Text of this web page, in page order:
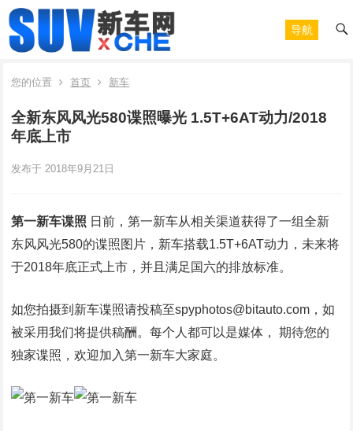
导航
您的位置 首页 新车
全新东风风光580谍照曝光 1.5T+6AT动力/2018
年底上市
发布于 2018年9月21日
第一新车谍照 日前，第一新车从相关渠道获得了一组全新
东风风光580的谍照图片，新车搭载1.5T+6AT动力，未来将
于2018年底正式上市，并且满足国六的排放标准。
如您拍摄到新车谍照请投稿至spyphotos@bitauto.com，如
被采用我们将提供稿酬。每个人都可以是媒体， 期待您的
独家谍照，欢迎加入第一新车大家庭。